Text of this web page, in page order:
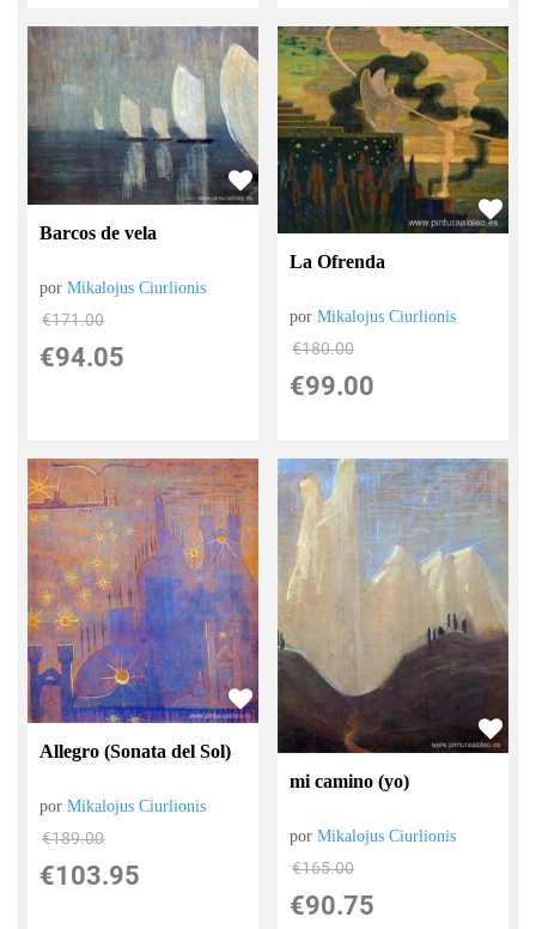
Barcos de vela
porMikalojus Ciurlionis
€171.00
€94.05
La Ofrenda
porMikalojus Ciurlionis
€180.00
€99.00
Allegro (Sonata del Sol)
porMikalojus Ciurlionis
€189.00
€103.95
mi camino (yo)
porMikalojus Ciurlionis
€165.00
€90.75